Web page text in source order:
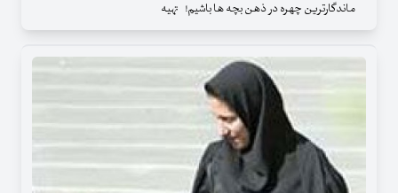
ماندگارترین چهره در ذهن بچه ها باشیم! تهیه